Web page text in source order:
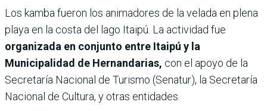
Los kamba fueron los animadores de la velada en plena
playa en la costa del lago Itaipú. La actividad fue
organizada en conjunto entre Itaipú y la
Municipalidad de Hernandarias, con el apoyo de la
Secretaría Nacional de Turismo (Senatur), la Secretaría
Nacional de Cultura, y otras entidades.